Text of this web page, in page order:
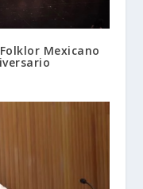
Mexicano